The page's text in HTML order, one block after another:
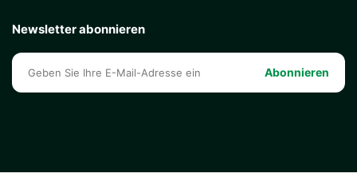
Newsletter abonnieren
Abonnieren